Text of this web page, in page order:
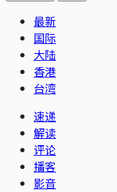
最新
国际
大陆
香港
台湾
速递
解读
评论
播客
影音